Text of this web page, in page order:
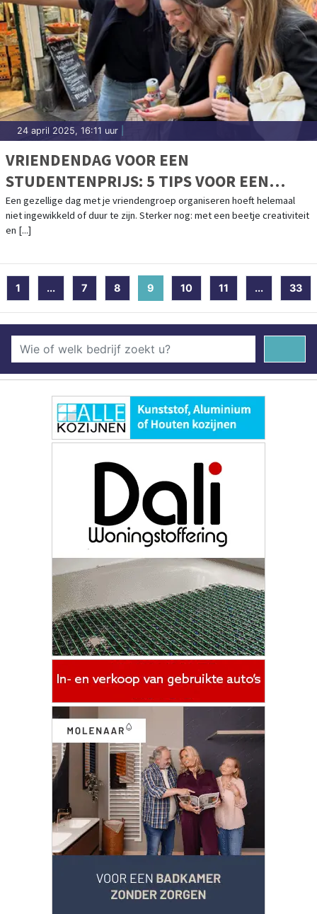
24 april 2025, 16:11 uur
VRIENDENDAG VOOR EEN
STUDENTENPRIJS: 5 TIPS VOOR EEN
ONVERGETELIJK UITJE
Een gezellige dag met je vriendengroep organiseren hoeft helemaal
niet ingewikkeld of duur te zijn. Sterker nog: met een beetje creativiteit
en [...]
1 ... 7 8 9 (current)
10 11 ... 33